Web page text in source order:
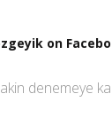
on
denemeye